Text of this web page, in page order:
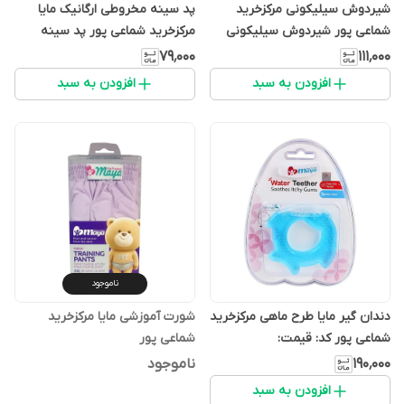
شیردوش سیلیکونی مرکزخرید
شماعی پور شیردوش سیلیکونی
استفاده راحت و
۱۱۱٬۰۰۰
افزودن به سبد
پد سینه مخروطی ارگانیک مایا
مرکزخرید شماعی پور پد سینه
۷۹٬۰۰۰
افزودن به سبد
دندان گیر مایا طرح ماهی مرکزخرید
شماعی پور کد: قیمت:
۱۹۰٬۰۰۰
افزودن به سبد
ناموجود
شورت آموزشی مایا مرکزخرید
شماعی پور
ناموجود